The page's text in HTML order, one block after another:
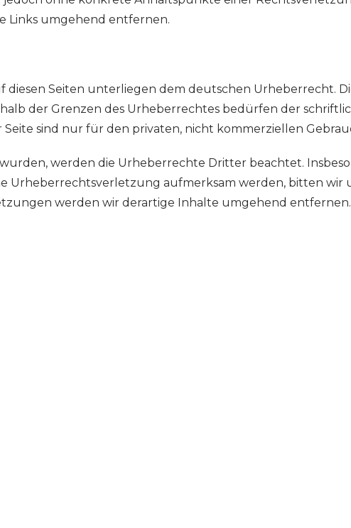
Links umgehend entfernen.
Seiten unterliegen dem deutschen Urheberrecht.
der Grenzen des Urheberrechtes bedürfen der
sind nur für den privaten, nicht kommerziellen
werden die Urheberrechte Dritter beachtet.
Urheberrechtsverletzung aufmerksam werden, bitten wir
werden wir derartige Inhalte umgehend entfernen.